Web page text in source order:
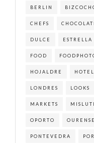
BERLIN
CHEFS
DULCE
FOOD
HOJALDRE HOTEL
LONDRES LOOKS
MARKETS
OPORTO OURENSE
PONTEVEDRA